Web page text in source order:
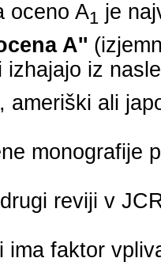
oceno A1 je
A''
iz
ameriški ali
monografije
reviji v
ima faktor